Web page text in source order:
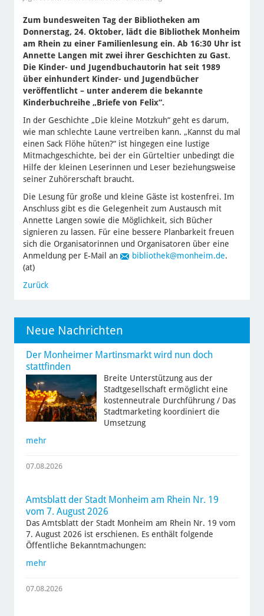
Zum bundesweiten Tag der Bibliotheken am
Donnerstag, 24. Oktober, lädt die Bibliothek Monheim
am Rhein zu einer Familienlesung ein. Ab 16:30 Uhr ist
Annette Langen mit zwei ihrer Geschichten zu Gast.
Die Kinder- und Jugendbuchautorin hat seit 1989
über einhundert Kinder- und Jugendbücher
veröffentlicht – unter anderem die bekannte
Kinderbuchreihe „Briefe von Felix“.
In der Geschichte „Die kleine Motzkuh“ geht es darum,
wie man schlechte Laune vertreiben kann. „Kannst du mal
einen Sack Flöhe hüten?“ ist hingegen eine lustige
Mitmachgeschichte, bei der ein Gürteltier unbedingt die
Hilfe der kleinen Leserinnen und Leser beziehungsweise
seiner Zuhörerschaft braucht.
Die Lesung für große und kleine Gäste ist kostenfrei. Im
Anschluss gibt es die Gelegenheit zum Austausch mit
Annette Langen sowie die Möglichkeit, sich Bücher
signieren zu lassen. Für eine bessere Planbarkeit freuen
sich die Organisatorinnen und Organisatoren über eine
Anmeldung per E-Mail an
bibliothek@monheim.de.
(at)
Zurück
Neue Nachrichten
Der Monheimer Martinsmarkt wird nun doch
stattfinden
Breite Unterstützung aus der
Stadtgesellschaft ermöglicht eine
kostenneutrale Durchführung / Das
Stadtmarketing koordiniert die
Umsetzung
mehr
07.08.2026
Amtsblatt der Stadt Monheim am Rhein Nr. 19
vom 7. August 2026
Das Amtsblatt der Stadt Monheim am Rhein Nr. 19 vom
7. August 2026 ist erschienen. Es enthält folgende
Öffentliche Bekanntmachungen:
mehr
07.08.2026